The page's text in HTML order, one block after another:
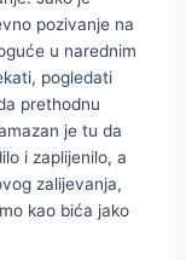
pozivanje na
u narednim
pogledati
prethodnu
je tu da
i zaplijenilo, a
zalijevanja,
kao bića jako